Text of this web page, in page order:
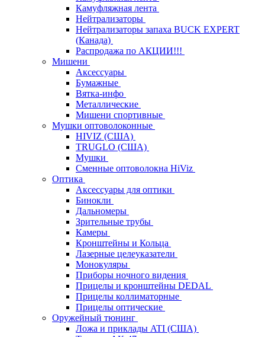
Камуфляжная лента
Нейтрализаторы
Нейтрализаторы запаха BUCK EXPERT
(Канада)
Распродажа по АКЦИИ!!!
Мишени
Аксессуары
Бумажные
Вятка-инфо
Металлические
Мишени спортивные
Мушки оптоволоконные
HIVIZ (США)
TRUGLO (США)
Мушки
Сменные оптоволокна HiViz
Оптика
Аксессуары для оптики
Бинокли
Дальномеры
Зрительные трубы
Камеры
Кронштейны и Кольца
Лазерные целеуказатели
Монокуляры
Приборы ночного видения
Прицелы и кронштейны DEDAL
Прицелы коллиматорные
Прицелы оптические
Оружейный тюнинг
Ложа и приклады ATI (США)